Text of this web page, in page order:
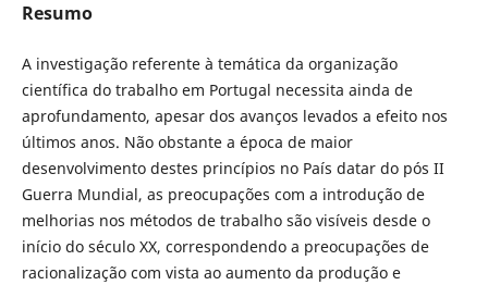
Resumo
A investigação referente à temática da organização
científica do trabalho em Portugal necessita ainda de
aprofundamento, apesar dos avanços levados a efeito nos
últimos anos. Não obstante a época de maior
desenvolvimento destes princípios no País datar do pós II
Guerra Mundial, as preocupações com a introdução de
melhorias nos métodos de trabalho são visíveis desde o
início do século XX, correspondendo a preocupações de
racionalização com vista ao aumento da produção e